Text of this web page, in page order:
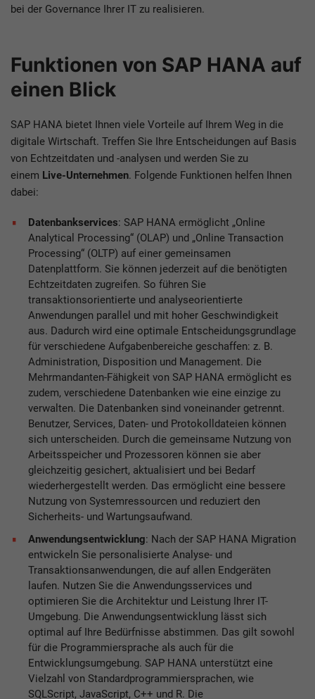
bei der Governance Ihrer IT zu realisieren.
Funktionen von SAP HANA auf
einen Blick
SAP HANA bietet Ihnen viele Vorteile auf Ihrem Weg in die
digitale Wirtschaft. Treffen Sie Ihre Entscheidungen auf Basis
von Echtzeitdaten und -analysen und werden Sie zu
einem Live-Unternehmen. Folgende Funktionen helfen Ihnen
dabei:
Datenbankservices: SAP HANA ermöglicht „Online
Analytical Processing“ (OLAP) und „Online Transaction
Processing“ (OLTP) auf einer gemeinsamen
Datenplattform. Sie können jederzeit auf die benötigten
Echtzeitdaten zugreifen. So führen Sie
transaktionsorientierte und analyseorientierte
Anwendungen parallel und mit hoher Geschwindigkeit
aus. Dadurch wird eine optimale Entscheidungsgrundlage
für verschiedene Aufgabenbereiche geschaffen: z. B.
Administration, Disposition und Management. Die
Mehrmandanten-Fähigkeit von SAP HANA ermöglicht es
zudem, verschiedene Datenbanken wie eine einzige zu
verwalten. Die Datenbanken sind voneinander getrennt.
Benutzer, Services, Daten- und Protokolldateien können
sich unterscheiden. Durch die gemeinsame Nutzung von
Arbeitsspeicher und Prozessoren können sie aber
gleichzeitig gesichert, aktualisiert und bei Bedarf
wiederhergestellt werden. Das ermöglicht eine bessere
Nutzung von Systemressourcen und reduziert den
Sicherheits- und Wartungsaufwand.
Anwendungsentwicklung: Nach der SAP HANA Migration
entwickeln Sie personalisierte Analyse- und
Transaktionsanwendungen, die auf allen Endgeräten
laufen. Nutzen Sie die Anwendungsservices und
optimieren Sie die Architektur und Leistung Ihrer IT-
Umgebung. Die Anwendungsentwicklung lässt sich
optimal auf Ihre Bedürfnisse abstimmen. Das gilt sowohl
für die Programmiersprache als auch für die
Entwicklungsumgebung. SAP HANA unterstützt eine
Vielzahl von Standardprogrammiersprachen, wie
SQLScript, JavaScript, C++ und R. Die